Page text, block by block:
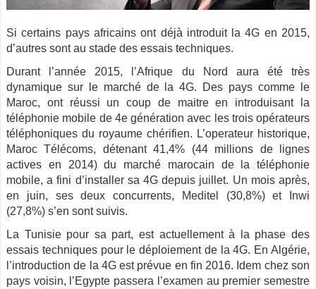
Si certains pays africains ont déjà introduit la 4G en 2015,
d’autres sont au stade des essais techniques.
Durant l’année 2015, l’Afrique du Nord aura été très
dynamique sur le marché de la 4G. Des pays comme le
Maroc, ont réussi un coup de maitre en introduisant la
téléphonie mobile de 4e génération avec les trois opérateurs
téléphoniques du royaume chérifien. L’operateur historique,
Maroc Télécoms, détenant 41,4% (44 millions de lignes
actives en 2014) du marché marocain de la téléphonie
mobile, a fini d’installer sa 4G depuis juillet. Un mois après,
en juin, ses deux concurrents, Meditel (30,8%) et Inwi
(27,8%) s’en sont suivis.
La Tunisie pour sa part, est actuellement à la phase des
essais techniques pour le déploiement de la 4G. En Algérie,
l’introduction de la 4G est prévue en fin 2016. Idem chez son
pays voisin, l’Egypte passera l’examen au premier semestre